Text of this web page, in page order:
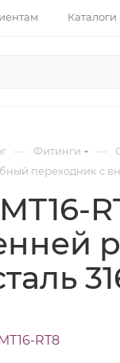
— Фитинги —
переходник с
RT8